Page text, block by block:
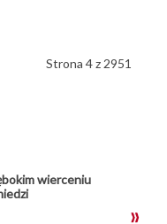
Strona 4 z 2951
wierceniu